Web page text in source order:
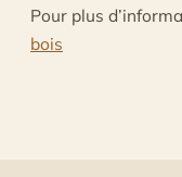
Pour plus
bois